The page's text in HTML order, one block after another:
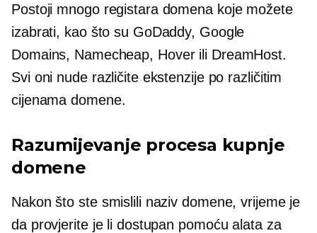
Postoji mnogo registara domena koje možete
izabrati, kao što su GoDaddy, Google
Domains, Namecheap, Hover ili DreamHost.
Svi oni nude različite ekstenzije po različitim
cijenama domene.
Razumijevanje procesa kupnje
domene
Nakon što ste smislili naziv domene, vrijeme je
da provjerite je li dostupan pomoću alata za